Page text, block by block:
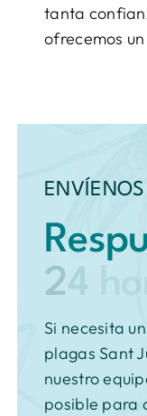
tanta
ofrecemos
Si necesita
plagas Sant
nuestro
posible para